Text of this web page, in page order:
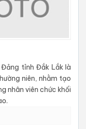
Đảng tỉnh Đắk Lắk là
niên, nhằm tạo
nhân viên chức khối